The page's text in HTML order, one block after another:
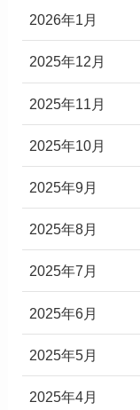
2026年1月
2025年12月
2025年11月
2025年10月
2025年9月
2025年8月
2025年7月
2025年6月
2025年5月
2025年4月